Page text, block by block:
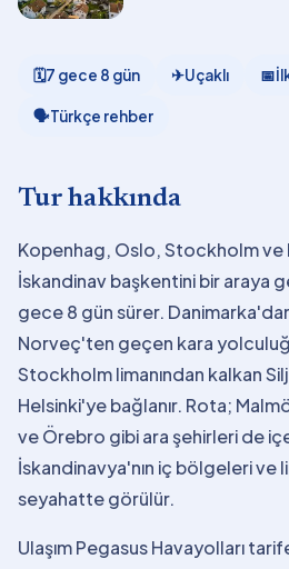
🗓7 gece 8 gün ✈Uçaklı 📅
🗣Türkçe rehber
Tur hakkında
Kopenhag, Oslo, Stockholm ve
İskandinav başkentini bir araya
gece 8 gün sürer.
Norveç'ten geçen kara
Stockholm limanından kalkan
Helsinki'ye bağlanır. Rota;
ve Örebro gibi ara şehirleri de
İskandinavya'nın iç bölgeleri ve
seyahatte görülür.
Ulaşım Pegasus Havayolları